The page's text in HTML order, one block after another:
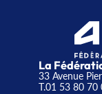
La
33 Avenue
T.01 53 80 70